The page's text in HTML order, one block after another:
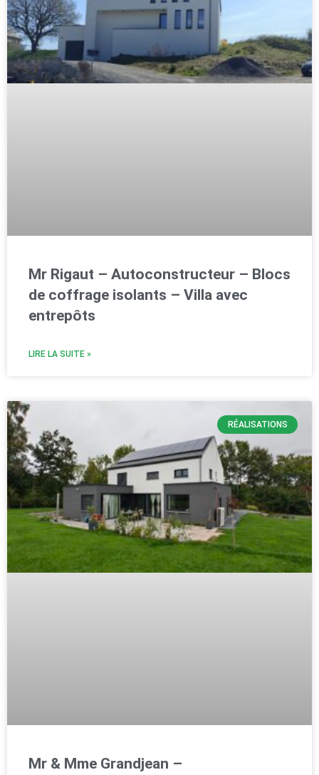
Mr Rigaut – Autoconstructeur – Blocs
de coffrage isolants – Villa avec
entrepôts
LIRE LA SUITE »
RÉALISATIONS
Mr & Mme Grandjean –